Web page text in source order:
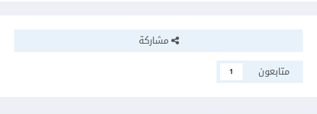
مشاركة
متابعون
1